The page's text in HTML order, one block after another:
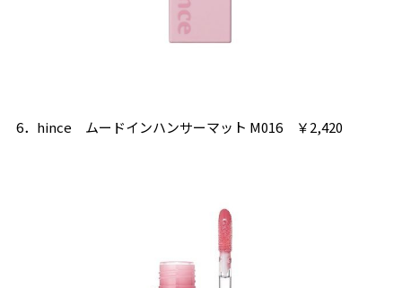
6．hince ムードインハンサーマット M016 ￥2,420